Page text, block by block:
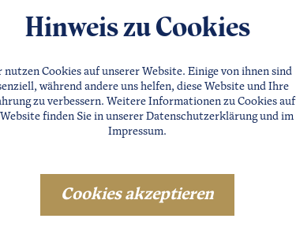
Hinweis zu Cookies
nutzen Cookies auf unserer Website. Einige von ihnen sind
während andere uns helfen, diese Website und Ihre
zu verbessern. Weitere Informationen zu Cookies auf
finden Sie in unserer Datenschutzerklärungund im
Impressum.
Cookies akzeptieren